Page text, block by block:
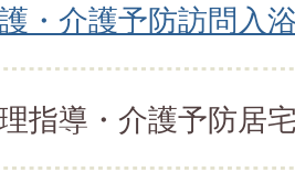
・介護予防訪問入
指導・介護予防居